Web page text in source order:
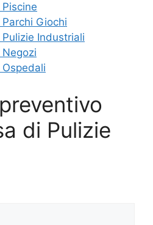
Giochi
Industriali
di Pulizie